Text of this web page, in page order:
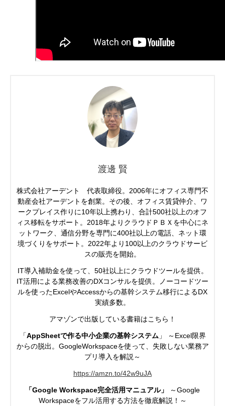
渡邊 賢
株式会社アーデント 代表取締役。2006年にオフィス専門不
動産会社アーデントを創業。その後、オフィス賃貸仲介、ワ
ークプレイス作りに10年以上携わり、合計500社以上のオフ
ィス移転をサポート。2018年よりクラウドＰＢＸを中心にネ
ットワーク、通信分野を専門に400社以上の電話、ネット環
境づくりをサポート。2022年より100以上のクラウドサービ
スの販売を開始。
IT導入補助金を使って、50社以上にクラウドツールを提供。
IT活用による業務改善のDXコンサルを提供。ノーコードツー
ルを使ったExcelやAccessからの基幹システム移行によるDX
実績多数。
アマゾンで出版している書籍はこちら！
「AppSheetで作る中小企業の基幹システム 」 ～Excel限界
からの脱出。GoogleWorkspaceを使って、失敗しない業務ア
プリ導入を解説～
https://amzn.to/42w9uJA
「Google Workspace完全活用マニュアル」
～Google
Workspaceをフル活用する方法を徹底解説！～